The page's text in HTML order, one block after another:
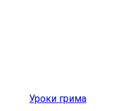
Уроки грима